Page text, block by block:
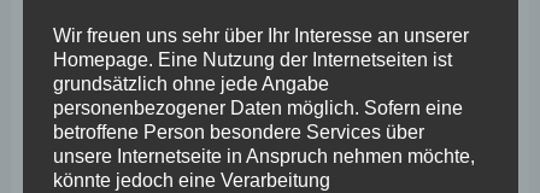
von
Menschen
mit
Hirnschädigungen
Neueste Beiträge
Wefelscheid lehnt Verfassungsänderung ab
VfL Kesselheim e.V. bittet Stadt um Unterstützung bei
Wir freuen uns sehr über Ihr Interesse an unserer
Homepage. Eine Nutzung der Internetseiten ist
grundsätzlich ohne jede Angabe
personenbezogener Daten möglich. Sofern eine
betroffene Person besondere Services über
unsere Internetseite in Anspruch nehmen möchte,
könnte jedoch eine Verarbeitung